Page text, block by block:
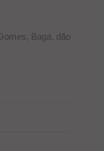
Baga, dão